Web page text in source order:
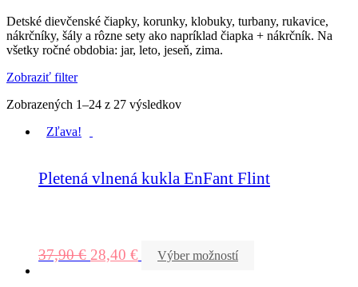
Detské dievčenské čiapky, korunky, klobuky, turbany, rukavice,
nákrčníky, šály a rôzne sety ako napríklad čiapka + nákrčník. Na
všetky ročné obdobia: jar, leto, jeseň, zima.
Zobraziť filter
Zobrazených 1–24 z 27 výsledkov
Zľava!
Pletená vlnená kukla EnFant Flint
37,90€ 28,40 € Výber možností